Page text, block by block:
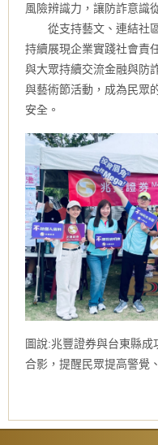
風險辨識力，讓防詐意識
從支持藝文、連結社區
持續展現企業實踐社會責
與大眾持續交流金融與防
與藝術節活動，成為民眾
安全。
圖說:兆豐證券與台東縣
合影，提醒民眾提高警覺